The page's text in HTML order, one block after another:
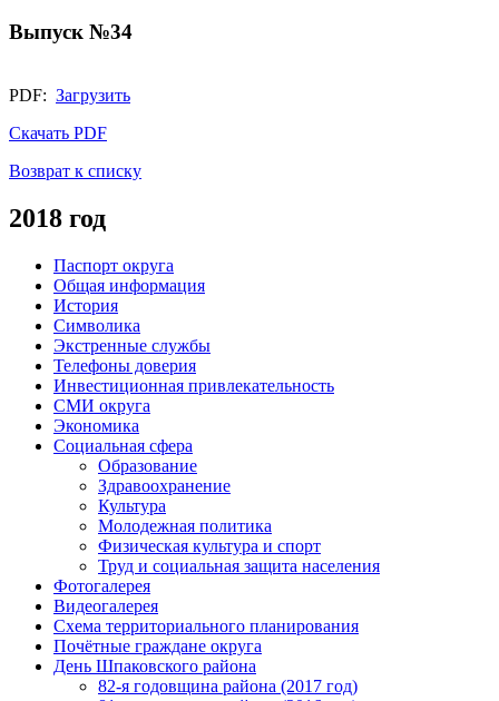
Выпуск №34
PDF: Загрузить
Скачать PDF
Возврат к списку
2018 год
Паспорт округа
Общая информация
История
Символика
Экстренные службы
Телефоны доверия
Инвестиционная привлекательность
СМИ округа
Экономика
Социальная сфера
Образование
Здравоохранение
Культура
Молодежная политика
Физическая культура и спорт
Труд и социальная защита населения
Фотогалерея
Видеогалерея
Схема территориального планирования
Почётные граждане округа
День Шпаковского района
82-я годовщина района (2017 год)